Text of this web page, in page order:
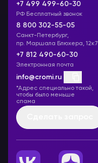
+7 499 499-60-30
РФ Бесплатный звонок
8 800 302-55-05
Санкт-Петербург,
пр. Маршала Блюхера, 12к7
+7 812 490-60-30
Электронная почта
info@cromi.ru
*Адрес специально такой,
чтобы было меньше
спама